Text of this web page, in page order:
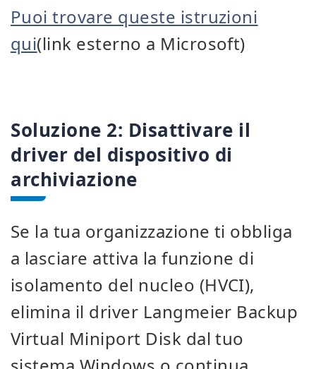
Puoi trovare queste istruzioni
qui(link esterno a Microsoft)
Soluzione 2: Disattivare il
driver del dispositivo di
archiviazione
Se la tua organizzazione ti obbliga
a lasciare attiva la funzione di
isolamento del nucleo (HVCI),
elimina il driver Langmeier Backup
Virtual Miniport Disk dal tuo